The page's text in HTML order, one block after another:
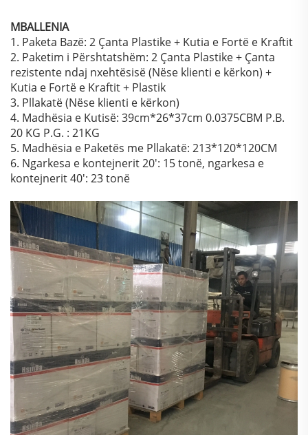
MBALLENIA
1. Paketa Bazë: 2 Çanta Plastike + Kutia e Fortë e Kraftit
2. Paketim i Përshtatshëm: 2 Çanta Plastike + Çanta
rezistente ndaj nxehtësisë (Nëse klienti e kërkon) +
Kutia e Fortë e Kraftit + Plastik
3. Pllakatë (Nëse klienti e kërkon)
4. Madhësia e Kutisë: 39cm*26*37cm 0.0375CBM P.B.
20 KG P.G. : 21KG
5. Madhësia e Paketës me Pllakatë: 213*120*120CM
6. Ngarkesa e kontejnerit 20': 15 tonë, ngarkesa e
kontejnerit 40': 23 tonë